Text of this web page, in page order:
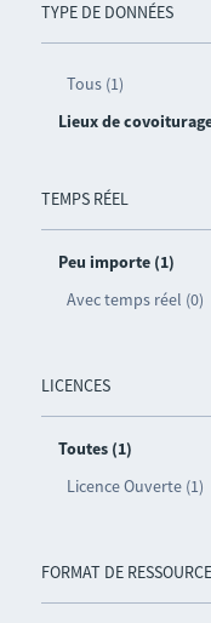
TYPE DE DONNÉES
Tous (1)
Lieux de
TEMPS RÉEL
Peu importe (1)
Avec temps réel (0)
LICENCES
Toutes (1)
Licence Ouverte (1)
FORMAT DE RESSOURCE